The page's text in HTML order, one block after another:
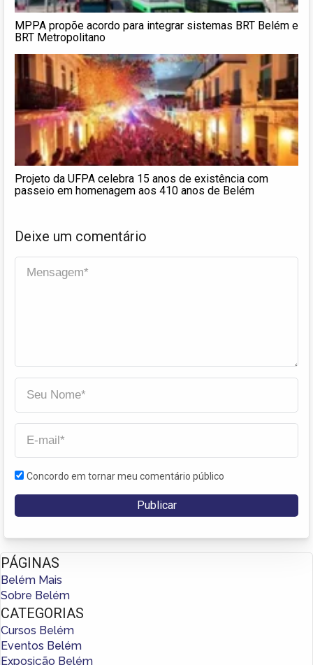
MPPA propõe acordo para integrar sistemas BRT Belém e
BRT Metropolitano
Projeto da UFPA celebra 15 anos de existência com
passeio em homenagem aos 410 anos de Belém
Deixe um comentário
Concordo em tornar meu comentário público
PÁGINAS
Belém Mais
Sobre Belém
CATEGORIAS
Cursos Belém
Eventos Belém
Exposição Belém